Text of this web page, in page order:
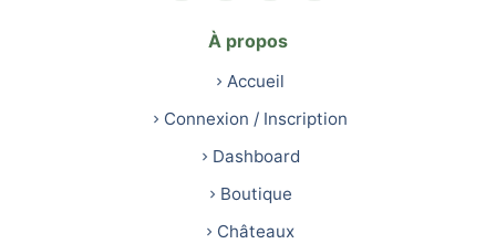
À propos
Accueil
Connexion / Inscription
Dashboard
Boutique
Châteaux